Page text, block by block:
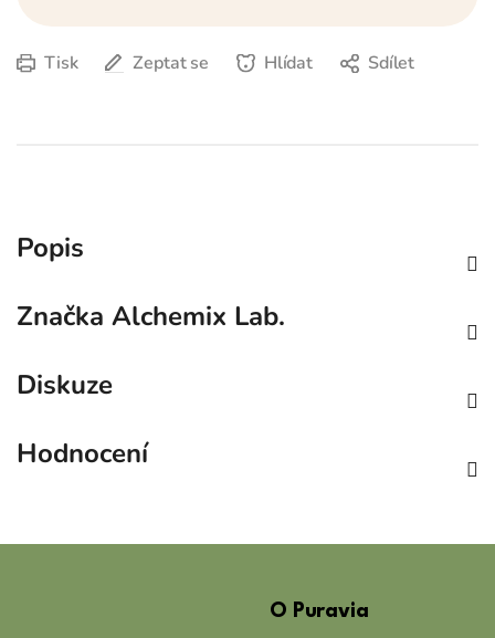
Tisk Zeptat se Hlídat Sdílet
Popis
Značka Alchemix Lab.
Diskuze
Hodnocení
O Puravia